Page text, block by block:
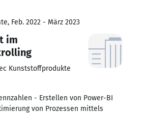
Feb. 2022 - März 2023
im
Kunststoffprodukte
- Erstellen von Power-BI
von Prozessen mittels